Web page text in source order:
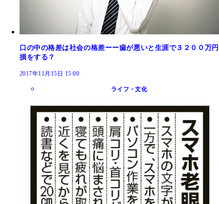
口の中の格差は社会の格差ーー歯が悪いと生涯で３２００万円
損をする？
2017年11月15日 15:00
ライフ・文化